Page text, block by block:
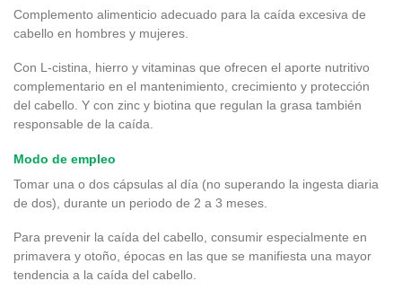
Complemento alimenticio adecuado para la caída excesiva de
cabello en hombres y mujeres.
Con L-cistina, hierro y vitaminas que ofrecen el aporte nutritivo
complementario en el mantenimiento, crecimiento y protección
del cabello. Y con zinc y biotina que regulan la grasa también
responsable de la caída.
Modo de empleo
Tomar una o dos cápsulas al día (no superando la ingesta diaria
de dos), durante un periodo de 2 a 3 meses.
Para prevenir la caída del cabello, consumir especialmente en
primavera y otoño, épocas en las que se manifiesta una mayor
tendencia a la caída del cabello.